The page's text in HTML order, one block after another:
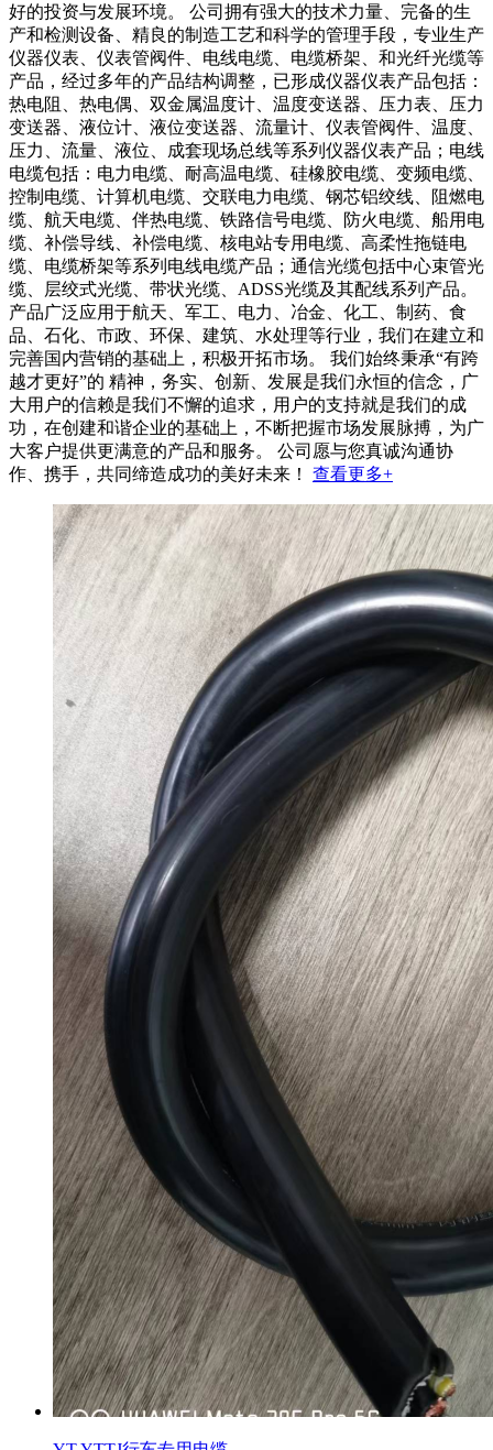
好的投资与发展环境。 公司拥有强大的技术力量、完备的生
产和检测设备、精良的制造工艺和科学的管理手段，专业生产
仪器仪表、仪表管阀件、电线电缆、电缆桥架、和光纤光缆等
产品，经过多年的产品结构调整，已形成仪器仪表产品包括：
热电阻、热电偶、双金属温度计、温度变送器、压力表、压力
变送器、液位计、液位变送器、流量计、仪表管阀件、温度、
压力、流量、液位、成套现场总线等系列仪器仪表产品；电线
电缆包括：电力电缆、耐高温电缆、硅橡胶电缆、变频电缆、
控制电缆、计算机电缆、交联电力电缆、钢芯铝绞线、阻燃电
缆、航天电缆、伴热电缆、铁路信号电缆、防火电缆、船用电
缆、补偿导线、补偿电缆、核电站专用电缆、高柔性拖链电
缆、电缆桥架等系列电线电缆产品；通信光缆包括中心束管光
缆、层绞式光缆、带状光缆、ADSS光缆及其配线系列产品。
产品广泛应用于航天、军工、电力、冶金、化工、制药、食
品、石化、市政、环保、建筑、水处理等行业，我们在建立和
完善国内营销的基础上，积极开拓市场。 我们始终秉承“有跨
越才更好”的 精神，务实、创新、发展是我们永恒的信念，广
大用户的信赖是我们不懈的追求，用户的支持就是我们的成
功，在创建和谐企业的基础上，不断把握市场发展脉搏，为广
大客户提供更满意的产品和服务。 公司愿与您真诚沟通协
作、携手，共同缔造成功的美好未来！ 查看更多+